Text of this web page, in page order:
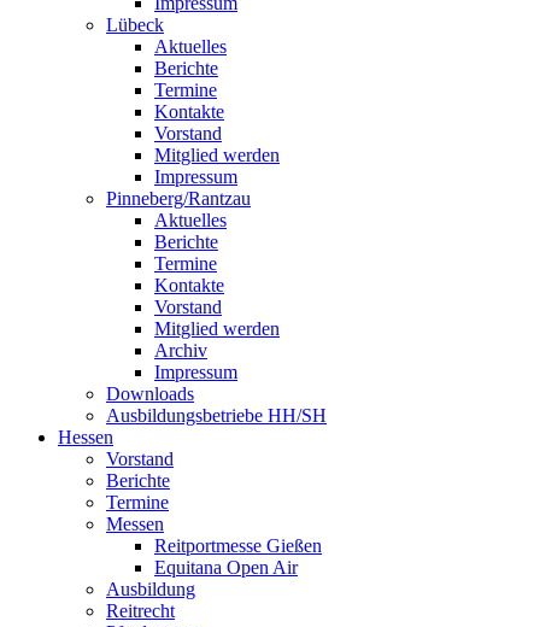
Lübeck
Aktuelles
Berichte
Termine
Kontakte
Vorstand
Mitglied werden
Impressum
Pinneberg/Rantzau
Aktuelles
Berichte
Termine
Kontakte
Vorstand
Mitglied werden
Archiv
Impressum
Downloads
Ausbildungsbetriebe HH/SH
Hessen
Vorstand
Berichte
Termine
Messen
Reitportmesse Gießen
Equitana Open Air
Ausbildung
Reitrecht